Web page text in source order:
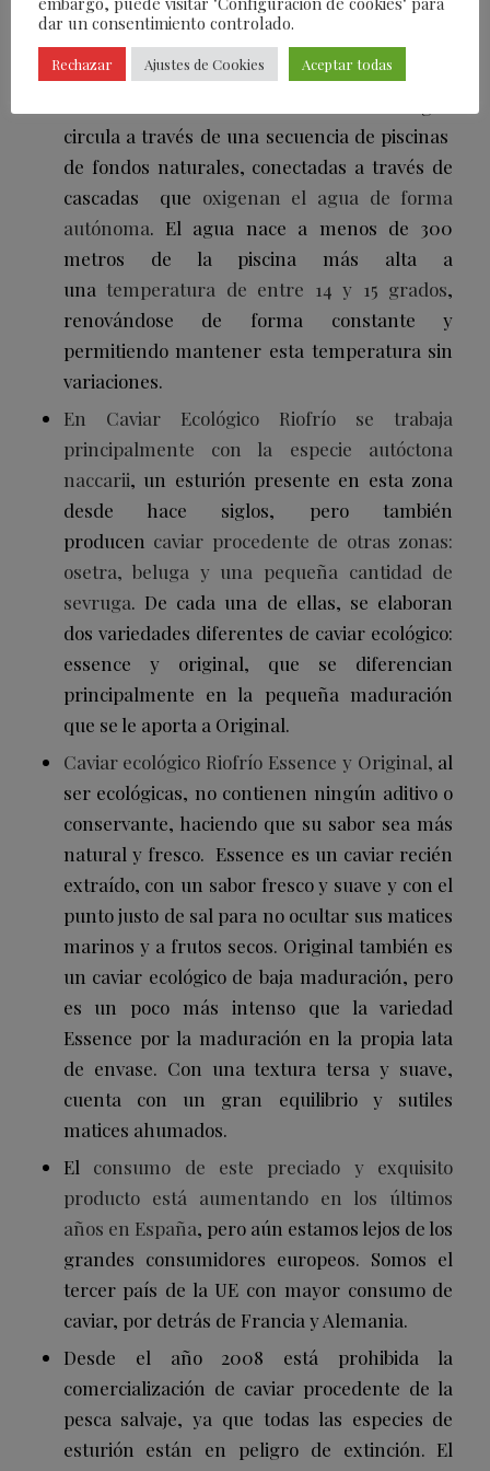
platos dulces.
A pocos metros del manantial donde nace el
río Riofrío es donde se produce su
circula a través de una secuencia de piscinas
de fondos naturales, conectadas a través de
cascadas que oxigenan el agua de forma
autónoma. El agua nace a menos de 300
metros de la piscina más alta a
una temperatura de entre 14 y 15 grados,
renovándose de forma constante y
permitiendo mantener esta temperatura sin
variaciones.
En Caviar Ecológico Riofrío se trabaja
principalmente con la especie autóctona
naccarii, un esturión presente en esta zona
desde hace siglos, pero también
producen caviar procedente de otras zonas:
osetra, beluga y una pequeña cantidad de
sevruga. De cada una de ellas, se elaboran
dos variedades diferentes de caviar ecológico:
essence y original, que se diferencian
principalmente en la pequeña maduración
que se le aporta a Original.
Caviar ecológico Riofrío Essence y Original, al
ser ecológicas, no contienen ningún aditivo o
conservante, haciendo que su sabor sea más
natural y fresco. Essence es un caviar recién
extraído, con un sabor fresco y suave y con el
punto justo de sal para no ocultar sus matices
marinos y a frutos secos. Original también es
un caviar ecológico de baja maduración, pero
es un poco más intenso que la variedad
Essence por la maduración en la propia lata
de envase. Con una textura tersa y suave,
cuenta con un gran equilibrio y sutiles
matices ahumados.
El consumo de este preciado y exquisito
producto está aumentando en los últimos
años en España, pero aún estamos lejos de los
grandes consumidores europeos. Somos el
tercer país de la UE con mayor consumo de
caviar, por detrás de Francia y Alemania.
Desde el año 2008 está prohibida la
comercialización de caviar procedente de la
pesca salvaje, ya que todas las especies de
esturión están en peligro de extinción. El
dar un consentimiento controlado.
Rechazar Ajustes de Cookies Aceptar todas